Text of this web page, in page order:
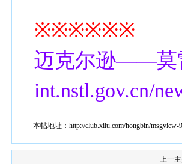
※※※※※※
迈克尔逊——莫
int.nstl.gov.cn/
本帖地址：http://club.xilu.com/hongbin/msgview-
上一主